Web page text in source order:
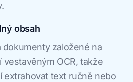
obsah
dokumenty založené na
OCR, takže
extrahovat text ručně nebo